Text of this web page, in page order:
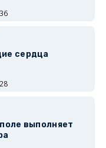
сердца
выполняет